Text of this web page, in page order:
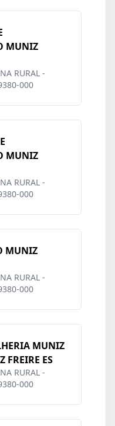
MUNIZ
RURAL -
000
MUNIZ
RURAL -
000
MUNIZ
RURAL -
000
MUNIZ
FREIRE ES
RURAL -
000